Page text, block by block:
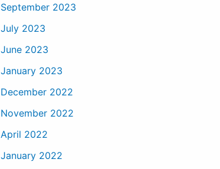
September 2023
July 2023
June 2023
January 2023
December 2022
November 2022
April 2022
January 2022